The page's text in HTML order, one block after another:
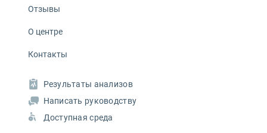
Отзывы
О центре
Контакты
Результаты анализов
Написать руководству
Доступная среда